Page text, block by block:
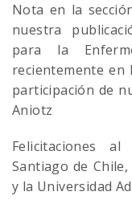
Nota en la
nuestra
para la
recientemente en
participación de
Aniotz
Felicitaciones
Santiago de
y la Universidad